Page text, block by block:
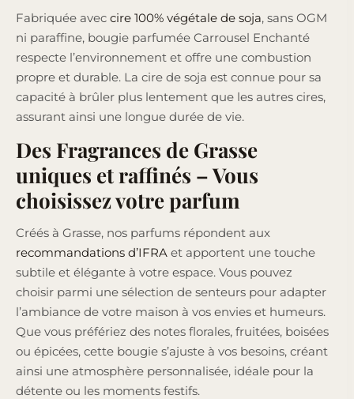
Fabriquée avec cire 100% végétale de soja, sans OGM
ni paraffine, bougie parfumée Carrousel Enchanté
respecte l’environnement et offre une combustion
propre et durable. La cire de soja est connue pour sa
capacité à brûler plus lentement que les autres cires,
assurant ainsi une longue durée de vie.
Des Fragrances de Grasse
uniques et raffinés – Vous
choisissez votre parfum
Créés à Grasse, nos parfums répondent aux
recommandations d’IFRA et apportent une touche
subtile et élégante à votre espace. Vous pouvez
choisir parmi une sélection de senteurs pour adapter
l’ambiance de votre maison à vos envies et humeurs.
Que vous préfériez des notes florales, fruitées, boisées
ou épicées, cette bougie s’ajuste à vos besoins, créant
ainsi une atmosphère personnalisée, idéale pour la
détente ou les moments festifs.